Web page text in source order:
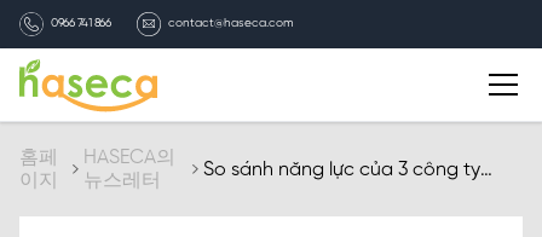
0966 741 866 contact@haseca.com
자기소개
HASECA 선택
홈페
이지
HASECA의
뉴스레터
So sánh năng lực của 3 công ty